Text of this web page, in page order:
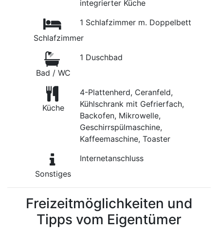
integrierter Küche
Schlafzimmer
1 Schlafzimmer m. Doppelbett
Bad / WC
1 Duschbad
Küche
4-Plattenherd, Ceranfeld,
Kühlschrank mit Gefrierfach,
Backofen, Mikrowelle,
Geschirrspülmaschine,
Kaffeemaschine, Toaster
Sonstiges
Internetanschluss
Freizeitmöglichkeiten und
Tipps vom Eigentümer